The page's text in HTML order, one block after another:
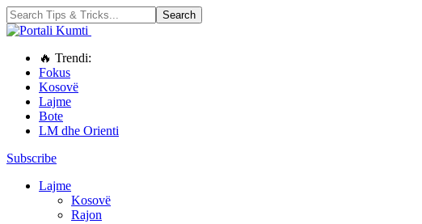
🔥 Trendi:
Fokus
Kosovë
Lajme
Bote
LM dhe Orienti
Subscribe
Lajme
Kosovë
Rajon